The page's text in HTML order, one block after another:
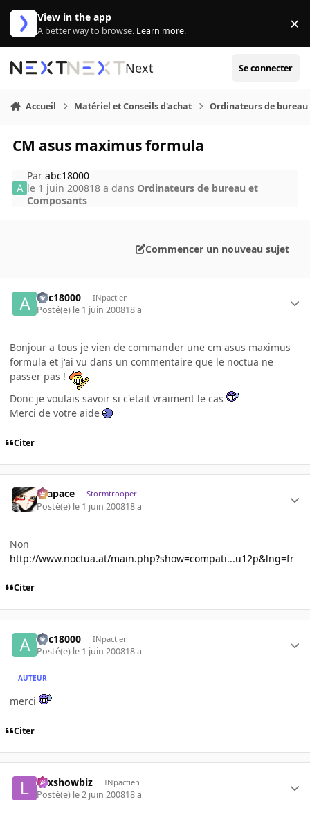
Aller au contenu
View in the app
A better way to browse. Learn more. ×
Next Se connecter
Accueil Matériel et Conseils d'achat Ordinateurs de bureau
CM asus maximus formula
Parabc18000
le 1 juin 200818 a dans Ordinateurs de bureau et
Composants
Commencer un nouveau sujet
abc18000 INpactien
Posté(e) le 1 juin 200818 a
Bonjour a tous je vien de commander une cm asus maximus
formula et j'ai vu dans un commentaire que le noctua ne
passer pas !
Donc je voulais savoir si c'etait vraiment le cas
Merci de votre aide
Citer
Krapace Stormtrooper
Posté(e) le 1 juin 200818 a
Non
http://www.noctua.at/main.php?show=compati...u12p&lng=fr
Citer
abc18000 INpactien
Posté(e) le 1 juin 200818 a
AUTEUR
merci
Citer
Lexshowbiz INpactien
Posté(e) le 2 juin 200818 a